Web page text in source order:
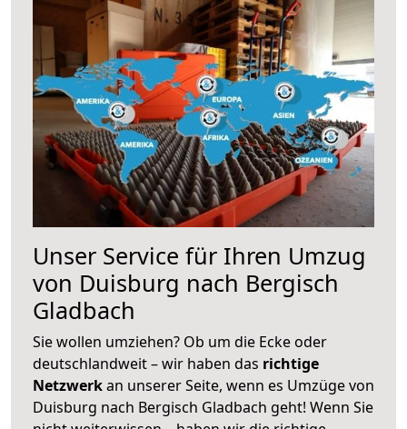
Unser Service für Ihren Umzug
von Duisburg nach Bergisch
Gladbach
Sie wollen umziehen? Ob um die Ecke oder
deutschlandweit – wir haben das richtige
Netzwerkan unserer Seite, wenn es Umzüge von
Duisburg nach Bergisch Gladbach geht! Wenn Sie